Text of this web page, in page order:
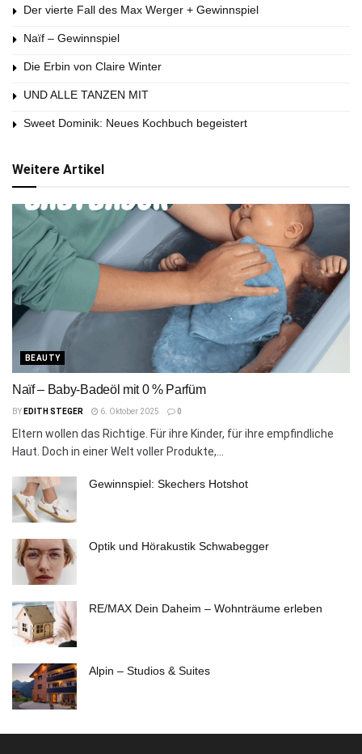
Der vierte Fall des Max Werger + Gewinnspiel
Naïf – Gewinnspiel
Die Erbin von Claire Winter
UND ALLE TANZEN MIT
Sweet Dominik: Neues Kochbuch begeistert
Weitere Artikel
BEAUTY
Naïf – Baby-Badeöl mit 0 % Parfüm
BY EDITH STEGER 6. Oktober 2025 0
Eltern wollen das Richtige. Für ihre Kinder, für ihre empfindliche
Haut. Doch in einer Welt voller Produkte,...
Gewinnspiel: Skechers Hotshot
Optik und Hörakustik Schwabegger
RE/MAX Dein Daheim – Wohnträume erleben
Alpin – Studios & Suites